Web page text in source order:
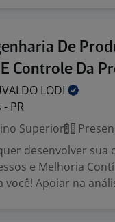
De
Controle Da
LODI
PR
Superior
desenvolver sua
e Melhoria
Apoiar na